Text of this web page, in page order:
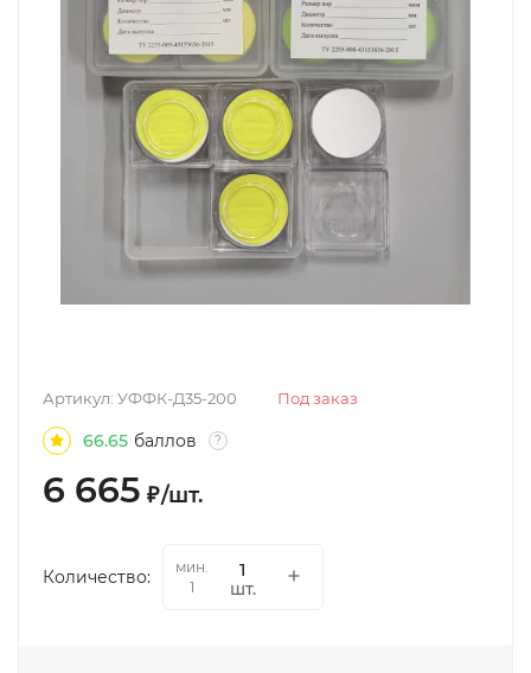
Под заказ
Артикул: УФФК-Д35-200
66.65 баллов ?
6 665 ₽/шт.
Количество:
мин.
1
шт.